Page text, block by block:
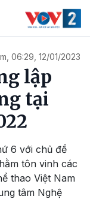
06:29, 12/01/2023
lập
tại
6 với chủ đề
tôn vinh các
thao Việt Nam
tâm Nghệ